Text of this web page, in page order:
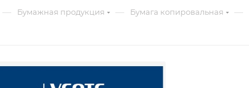
— Бумажная продукция — Бумага копировальная —